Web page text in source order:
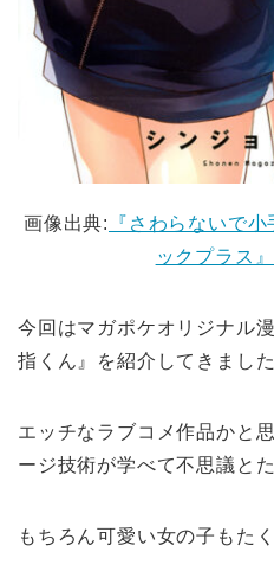
画像出典:
『さわらないで
ックプラス
今回はマガポケオリジナル
指くん』を紹介してきました
エッチなラブコメ作品かと
ージ技術が学べて不思議と
もちろん可愛い女の子もた